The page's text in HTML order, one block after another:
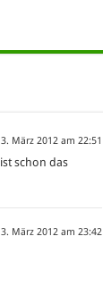
März 2012 am 22:51
schon das
März 2012 am 23:42